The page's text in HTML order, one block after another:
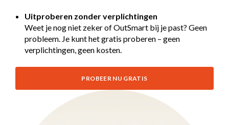
Uitproberen zonder verplichtingen
Weet je nog niet zeker of OutSmart bij je past? Geen
probleem. Je kunt het gratis proberen – geen
verplichtingen, geen kosten.
PROBEER NU GRATIS